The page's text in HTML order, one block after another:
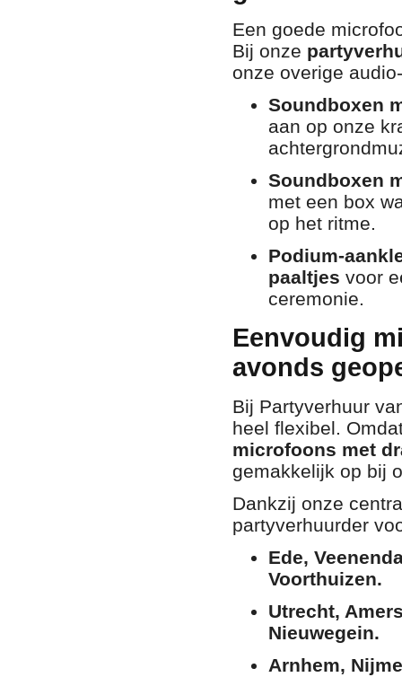
Een goede
Bij onze
onze overige
Soundboxen
aan op onze
Soundboxen
met een box
op het ritme.
Podium-
paaltjes voor
ceremonie.
Eenvoudig
avonds
Bij Partyverhuur
heel flexibel.
microfoons met
gemakkelijk op bij
Dankzij onze
partyverhuurder
Ede,
Voorthuizen.
Utrecht,
Nieuwegein.
Arnhem,